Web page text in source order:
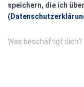
speichern, die ich
Was beschäftigt dich?